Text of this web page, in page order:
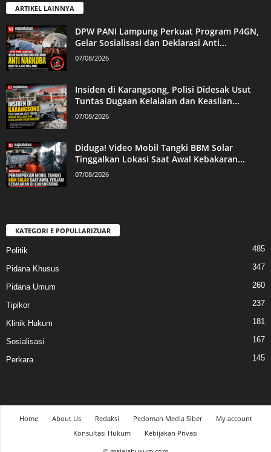
ARTIKEL LAINNYA
DPW PANI Lampung Perkuat Program P4GN,
Gelar Sosialisasi dan Deklarasi Anti...
07/08/2026
Insiden di Karangsong, Polisi Didesak Usut
Tuntas Dugaan Kelalaian dan Keaslian...
07/08/2026
Diduga! Video Mobil Tangki BBM Solar
Tinggalkan Lokasi Saat Awal Kebakaran...
07/08/2026
KATEGORI E POPULLARIZUAR
Politik 485
Pidana Khusus 347
Pidana Umum 260
Tipikor 237
Klinik Hukum 181
Sosialisasi 167
Perkara 145
Home About Us Redaksi Pedoman Media Siber
My account
Konsultasi Hukum
Kebijakan Privasi